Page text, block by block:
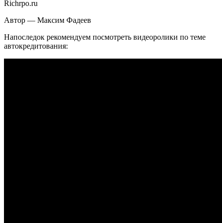
Richrpo.ru
Автор — Максим Фадеев
Напоследок рекомендуем посмотреть видеоролики по теме
автокредитования: